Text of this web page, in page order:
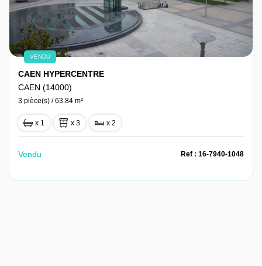
VENDU
CAEN HYPERCENTRE
CAEN (14000)
3 pièce(s) / 63.84 m²
x 1 x 3 x 2
Vendu Ref : 16-7940-1048